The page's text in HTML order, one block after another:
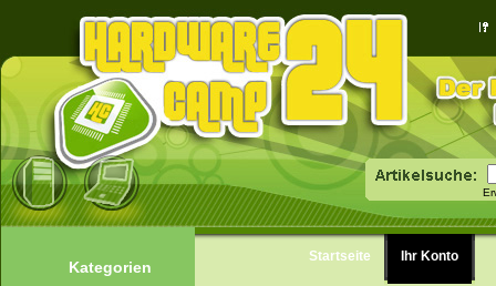
Kategorien
Startseite Ihr Konto